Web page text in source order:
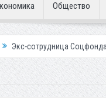
Общество
Соцфонда получила